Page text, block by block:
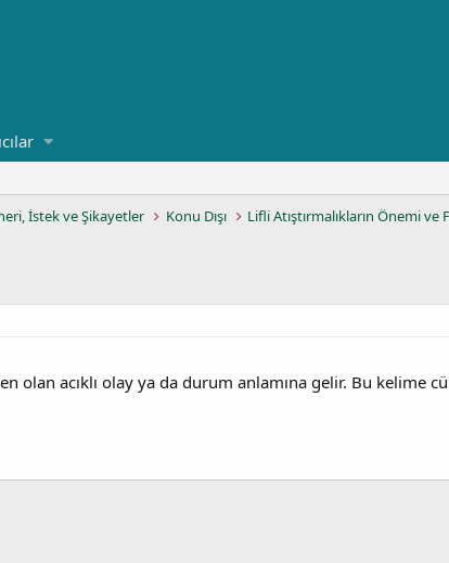
İstek ve Şikayetler Konu Dışı Lifli Atıştırmalıkların Önemi ve
olan acıklı olay ya da durum anlamına gelir. Bu kelime